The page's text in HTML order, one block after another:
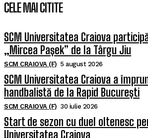
CELE MAI CITITE
SCM Universitatea Craiova
„Mircea Pașek” de la Târgu Jiu
SCM CRAIOVA (F) 5 august 2026
SCM Universitatea Craiova a
handbalistă de la Rapid București
SCM CRAIOVA (F) 30 iulie 2026
Start de sezon cu duel oltenesc
Universitatea Craiova